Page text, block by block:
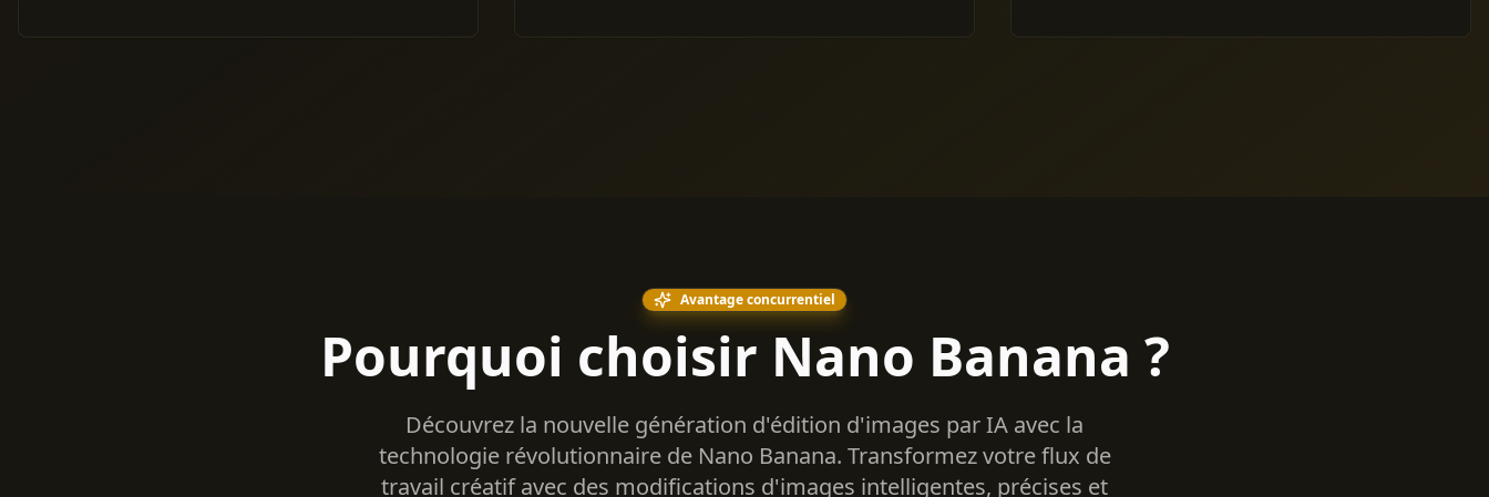
Avantage concurrentiel
Pourquoi choisir Nano Banana ?
Découvrez la nouvelle génération d'édition d'images par IA avec la
technologie révolutionnaire de Nano Banana. Transformez votre flux de
travail créatif avec des modifications d'images intelligentes, précises et